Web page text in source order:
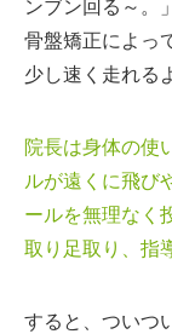
ンブン回る～。
骨盤矯正によっ
少し速く走れる
院長は身体の使
ルが遠くに飛び
ールを無理なく
取り足取り、指
すると、ついつ